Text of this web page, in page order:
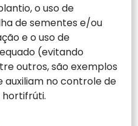
o uso de
de sementes e/ou
e o uso de
(evitando
outros, são exemplos
auxiliam no controle de
hortifrúti.